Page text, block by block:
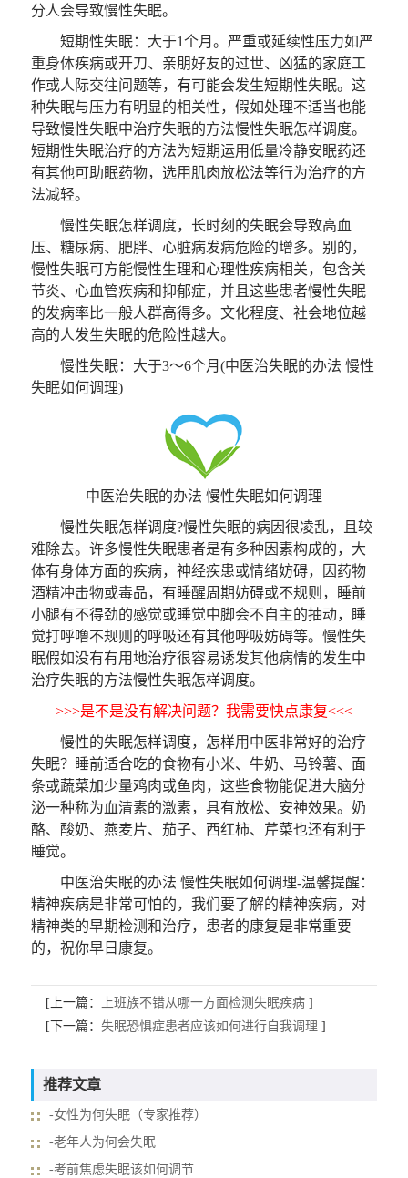
分人会导致慢性失眠。
短期性失眠：大于1个月。严重或延续性压力如严
重身体疾病或开刀、亲朋好友的过世、凶猛的家庭工
作或人际交往问题等，有可能会发生短期性失眠。这
种失眠与压力有明显的相关性，假如处理不适当也能
导致慢性失眠中治疗失眠的方法慢性失眠怎样调度。
短期性失眠治疗的方法为短期运用低量冷静安眠药还
有其他可助眠药物，选用肌肉放松法等行为治疗的方
法减轻。
慢性失眠怎样调度，长时刻的失眠会导致高血
压、糖尿病、肥胖、心脏病发病危险的增多。别的，
慢性失眠可方能慢性生理和心理性疾病相关，包含关
节炎、心血管疾病和抑郁症，并且这些患者慢性失眠
的发病率比一般人群高得多。文化程度、社会地位越
高的人发生失眠的危险性越大。
慢性失眠：大于3～6个月(中医治失眠的办法 慢性
失眠如何调理)
中医治失眠的办法 慢性失眠如何调理
慢性失眠怎样调度?慢性失眠的病因很凌乱，且较
难除去。许多慢性失眠患者是有多种因素构成的，大
体有身体方面的疾病，神经疾患或情绪妨碍，因药物
酒精冲击物或毒品，有睡醒周期妨碍或不规则，睡前
小腿有不得劲的感觉或睡觉中脚会不自主的抽动，睡
觉打呼噜不规则的呼吸还有其他呼吸妨碍等。慢性失
眠假如没有有用地治疗很容易诱发其他病情的发生中
治疗失眠的方法慢性失眠怎样调度。
>>>是不是没有解决问题？我需要快点康复<<<
慢性的失眠怎样调度，怎样用中医非常好的治疗
失眠？睡前适合吃的食物有小米、牛奶、马铃薯、面
条或蔬菜加少量鸡肉或鱼肉，这些食物能促进大脑分
泌一种称为血清素的激素，具有放松、安神效果。奶
酪、酸奶、燕麦片、茄子、西红柿、芹菜也还有利于
睡觉。
中医治失眠的办法 慢性失眠如何调理-温馨提醒 ：
精神疾病是非常可怕的，我们要了解的精神疾病，对
精神类的早期检测和治疗，患者的康复是非常重要
的，祝你早日康复。
[上一篇： 上班族不错从哪一方面检测失眠疾病]
[下一篇： 失眠恐惧症患者应该如何进行自我调理 ]
推荐文章
-女性为何失眠（专家推荐）
-老年人为何会失眠
-考前焦虑失眠该如何调节